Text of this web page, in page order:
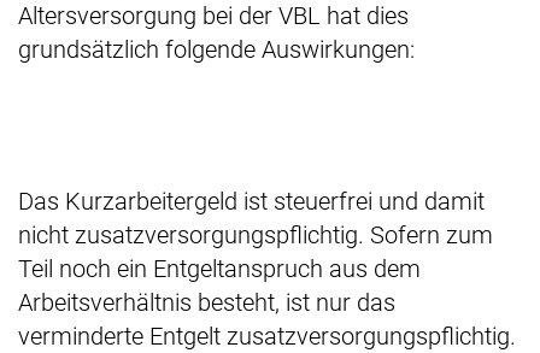
Altersversorgung bei der VBL hat dies
grundsätzlich folgende Auswirkungen:
Das Kurzarbeitergeld ist steuerfrei und damit
nicht zusatzversorgungspflichtig. Sofern zum
Teil noch ein Entgeltanspruch aus dem
Arbeitsverhältnis besteht, ist nur das
verminderte Entgelt zusatzversorgungspflichtig.